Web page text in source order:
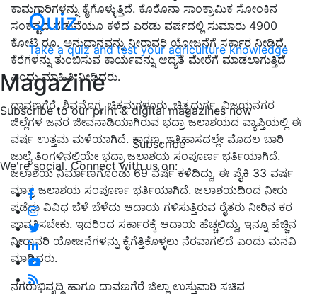
Quiz
Take a quiz and test your agriculture knowledge
Magazine
Subscribe to our print & digital magazines now
Subscribe
We're social. Connect with us on:
ಕಾಮಗಾರಿಗಳನ್ನು ಕೈಗೊಳ್ಳುತ್ತಿದೆ. ಕೊರೊನಾ ಸಾಂಕ್ರಾಮಿಕ ಸೋಂಕಿನ
ಸಂಕಷ್ಟದ ನಡುವೆಯೂ ಕಳೆದ ಎರಡು ವರ್ಷದಲ್ಲಿ ಸುಮಾರು 4900
ಕೋಟಿ ರೂ. ಅನುದಾನವನ್ನು ನೀರಾವರಿ ಯೋಜನೆಗೆ ಸರ್ಕಾರ ನೀಡಿದೆ.
ಕೆರೆಗಳನ್ನು ತುಂಬಿಸುವ ಕಾರ್ಯವನ್ನು ಆದ್ಯತೆ ಮೇರೆಗೆ ಮಾಡಲಾಗುತ್ತಿದೆ
ಎಂದು ಮಾಹಿತಿ ನೀಡಿದರು.
ದಾವಣಗೆರೆ, ಶಿವಮೊಗ್ಗ,ಚಿಕ್ಕಮಗಳೂರು, ಚಿತ್ರದುರ್ಗ, ವಿಜಯನಗರ
ಜಿಲ್ಲೆಗಳ ಜನರ ಜೀವನಾಡಿಯಾಗಿರುವ ಭದ್ರಾ ಜಲಾಶಯದ ವ್ಯಾಪ್ತಿಯಲ್ಲಿ ಈ
ವರ್ಷ ಉತ್ತಮ ಮಳೆಯಾಗಿದೆ. ಕಾರಣ,ಇತಿಹಾಸದಲ್ಲೇ ಮೊದಲ ಬಾರಿ
ಜುಲೈ ತಿಂಗಳಿನಲ್ಲಿಯೇ ಭದ್ರಾ ಜಲಾಶಯ ಸಂಪೂರ್ಣ ಭರ್ತಿಯಾಗಿದೆ.
ಜಲಾಶಯ ನಿರ್ಮಾಣಗೊಂಡು69ವರ್ಷ ಕಳೆದಿದ್ದು, ಈ ಪೈಕಿ 33 ವರ್ಷ
ಮಾತ್ರ ಜಲಾಶಯ ಸಂಪೂರ್ಣ ಭರ್ತಿಯಾಗಿದೆ. ಜಲಾಶಯದಿಂದ ನೀರು
ಪಡೆದು ವಿವಿಧ ಬೆಳೆ ಬೆಳೆದು ಆದಾಯ ಗಳಿಸುತ್ತಿರುವ ರೈತರು ನೀರಿನ ಕರ
ಪಾವತಿಸಬೇಕು. ಇದರಿಂದ ಸರ್ಕಾರಕ್ಕೆ ಆದಾಯ ಹೆಚ್ಚಲಿದ್ದು, ಇನ್ನೂ ಹೆಚ್ಚಿನ
ನೀರಾವರಿ ಯೋಜನೆಗಳನ್ನು ಕೈಗೆತ್ತಿಕೊಳ್ಳಲು ನೆರವಾಗಲಿದೆ ಎಂದು ಮನವಿ
ಮಾಡಿದರು.
ನಗರಾಭಿವೃದ್ಧಿ ಹಾಗೂ ದಾವಣಗೆರೆ ಜಿಲ್ಲಾ ಉಸ್ತುವಾರಿ ಸಚಿವ